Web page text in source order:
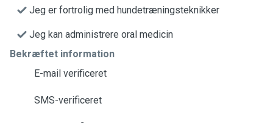
Jeg er fortrolig med hundetræningsteknikker
Jeg kan administrere oral medicin
Bekræftet information
E-mail verificeret
SMS-verificeret